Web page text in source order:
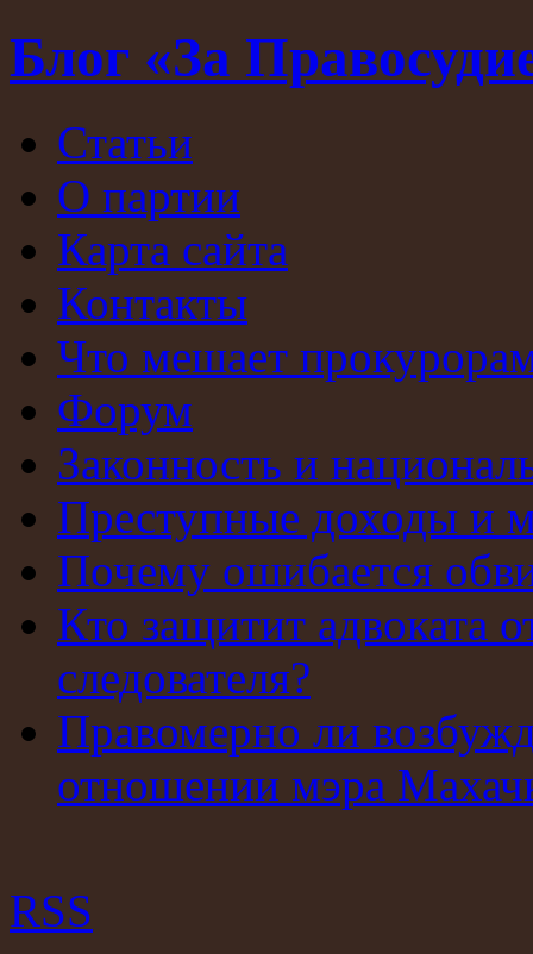
Блог «За
Статьи
О партии
Карта сайта
Контакты
Что мешает
Форум
Законность и
Преступные доходы и
Почему ошибается
Кто защитит адвоката
следователя?
Правомерно ли
отношении мэра
RSS